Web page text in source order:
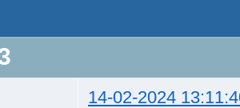
14-02-2024